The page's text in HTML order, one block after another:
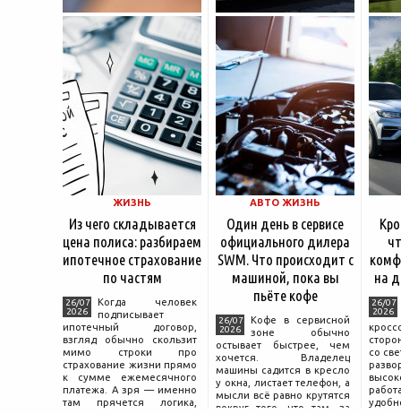
ЖИЗНЬ
Из чего складывается
цена полиса: разбираем
ипотечное страхование
по частям
26/07
2026
Когда человек
подписывает
ипотечный договор,
взгляд обычно скользит
мимо строки про
страхование жизни прямо
к сумме ежемесячного
платежа. А зря — именно
там прячется логика,
АВТО ЖИЗНЬ
Один день в сервисе
официального дилера
SWM. Что происходит с
машиной, пока вы
пьёте кофе
26/07
2026
Кофе в сервисной
зоне обычно
остывает быстрее, чем
хочется. Владелец
машины садится в кресло
у окна, листает телефон, а
мысли всё равно крутятся
вокруг того, что там, за
на
26/07
2026
со